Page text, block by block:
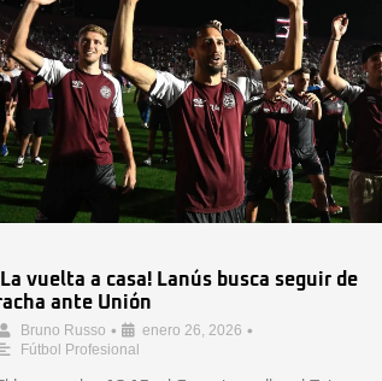
vuelta a casa! Lanús busca seguir de
ante Unión
Bruno Russo • enero 26, 2026 •
Fútbol Profesional